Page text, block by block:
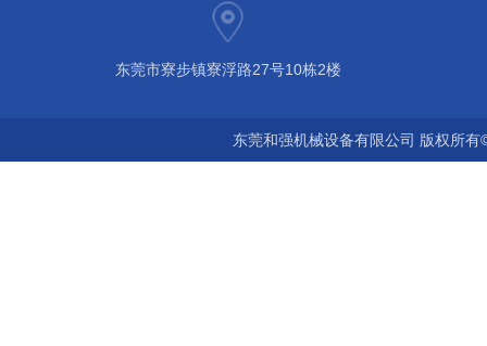
东莞市寮步镇寮浮路27号10栋2楼
东莞和强机械设备有限公司 版权所